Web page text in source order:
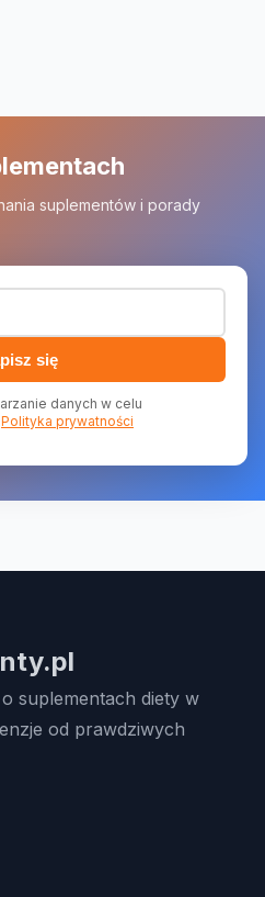
suplementów i porady
się
danych w celu
Polityka prywatności
suplementach diety w
od prawdziwych